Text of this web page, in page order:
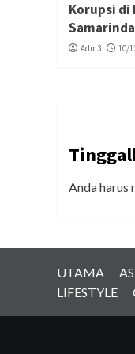
Korupsi di
Adm3 10/
Anda harus
UTAMA
LIFESTYLE